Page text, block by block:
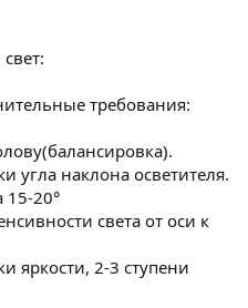
требования:
угла наклона осветителя.
15-20°
света от оси к
яркости, 2-3 ступени